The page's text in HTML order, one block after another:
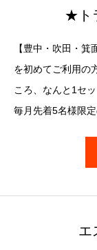
★ト
【豊中・吹田・
を初めてご利用の
ころ、なんと1セ
毎月先着5名様限
エ